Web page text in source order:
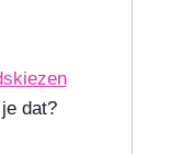
dat?